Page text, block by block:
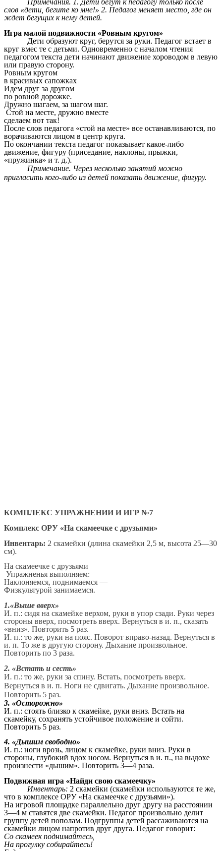
Примечания. 1. Дети бегут к педагогу только после
слов «дети, бегите ко мне!» 2. Педагог меняет место, где он
ждет бегущих к нему детей.
Игра малой подвижности «Ровным кругом»
Дети образуют круг, берутся за руки. Педагог встает в
круг вмес те с детьми. Одновременно с началом чтения
педагогом текста дети начинают движение хороводом в левую
или правую сторону.
Ровным кругом
в красивых сапожках
Идем друг за другом
по ровной дорожке.
Дружно шагаем, за шагом шаг.
Стой на месте, дружно вместе
сделаем вот так!
После слов педагога «стой на месте» все останавливаются, по
ворачиваются лицом в центр круга.
По окончании текста педагог показывает какое-либо
движение, фигуру (приседание, наклоны, прыжки,
«пружинка» и т. д.).
Примечание. Через несколько занятий можно
пригласить кого-либо из детей показать движение, фигуру.
КОМПЛЕКС УПРАЖНЕНИИ И ИГР №7
Комплекс ОРУ «На скамеечке с друзьями»
Инвентарь: 2 скамейки (длина скамейки 2,5 м, высота 25—30
см).
На скамеечке с друзьями
Упражненья выполняем:
Наклоняемся, поднимаемся —
Физкультурой занимаемся.
1.«Выше вверх»
И. п.: сидя на скамейке верхом, руки в упор сзади. Руки через
стороны вверх, посмотреть вверх. Вернуться в и. п., сказать
«вниз». Повторить 5 раз.
И. п.: то же, руки на пояс. Поворот вправо-назад. Вернуться в
и. п. То же в другую сторону. Дыхание произвольное.
Повторить по 3 раза.
2. «Встать и сесть»
И. п.: то же, руки за спину. Встать, посмотреть вверх.
Вернуться в и. п. Ноги не сдвигать. Дыхание произвольное.
Повторить 5 раз.
3. «Осторожно»
И. п.: стоять близко к скамейке, руки вниз. Встать на
скамейку, сохранять устойчивое положение и сойти.
Повторить 5 раз.
4. «Дышим свободно»
И. п.: ноги врозь, лицом к скамейке, руки вниз. Руки в
стороны, глубокий вдох носом. Вернуться в и. п., на выдохе
произнести «дышим». Повторить 3—4 раза.
Подвижная игра «Найди свою скамеечку»
Инвентарь: 2 скамейки (скамейки используются те же,
что в комплексе ОРУ «На скамеечке с друзьями»).
На игровой площадке параллельно друг другу на расстоянии
3—4 м ставятся две скамейки. Педагог произвольно делит
группу детей пополам. Подгруппы детей рассаживаются на
скамейки лицом напротив друг друга. Педагог говорит:
Со скамеек поднимайтесь,
На прогулку собирайтесь!